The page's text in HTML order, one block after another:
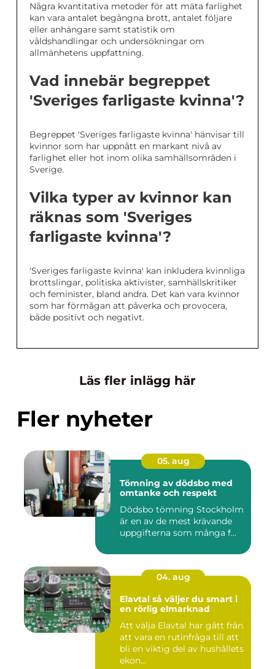
Några kvantitativa metoder för att mäta farlighet
kan vara antalet begångna brott, antalet följare
eller anhängare samt statistik om
våldshandlingar och undersökningar om
allmänhetens uppfattning.
Vad innebär begreppet
'Sveriges farligaste kvinna'?
Begreppet 'Sveriges farligaste kvinna' hänvisar till
kvinnor som har uppnått en markant nivå av
farlighet eller hot inom olika samhällsområden i
Sverige.
Vilka typer av kvinnor kan
räknas som 'Sveriges
farligaste kvinna'?
'Sveriges farligaste kvinna' kan inkludera kvinnliga
brottslingar, politiska aktivister, samhällskritiker
och feminister, bland andra. Det kan vara kvinnor
som har förmågan att påverka och provocera,
både positivt och negativt.
Läs fler inlägg här
Fler nyheter
05. aug
Tömning av dödsbo med
omtanke och respekt
Dödsbo tömning Stockholm
är en av de mest krävande
uppgifterna som många f...
04. aug
Elavtal så väljer du smart i
en rörlig elmarknad
Att välja Elavtal har gått från
att vara en rutinfråga till att
bli en viktig del av hushållets
ekon...